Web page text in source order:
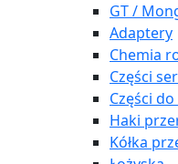
GT /
Adaptery
Chemia
Części
Części
Haki
Kółka